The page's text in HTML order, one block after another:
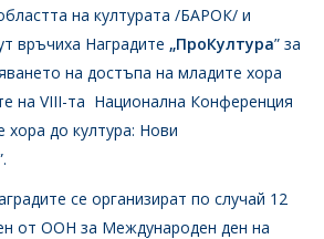
на културата /БАРОК/ и
връчиха Наградите „ПроКултура” за
на достъпа на младите хора
на VIII-та Национална Конференция
хора до култура: Нови
се организират по случай 12
от ООН за Международен ден на